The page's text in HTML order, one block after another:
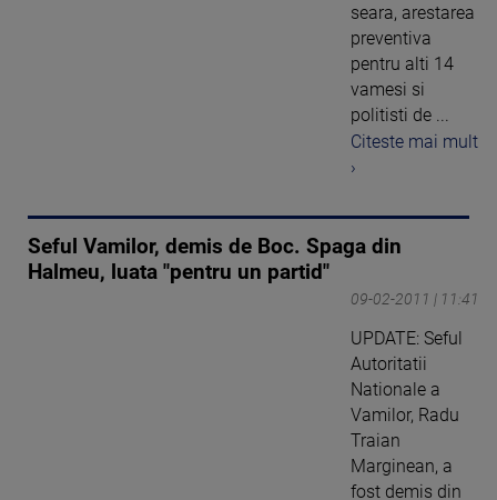
seara, arestarea
preventiva
pentru alti 14
vamesi si
politisti de ...
Citeste mai mult
›
Seful Vamilor, demis de Boc. Spaga din
Halmeu, luata "pentru un partid"
09-02-2011 | 11:41
UPDATE: Seful
Autoritatii
Nationale a
Vamilor, Radu
Traian
Marginean, a
fost demis din